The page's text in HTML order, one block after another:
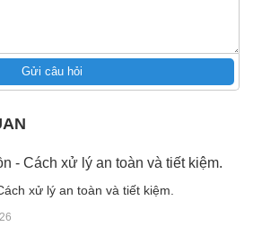
Gửi câu hỏi
xử lý an toàn và tiết kiệm.